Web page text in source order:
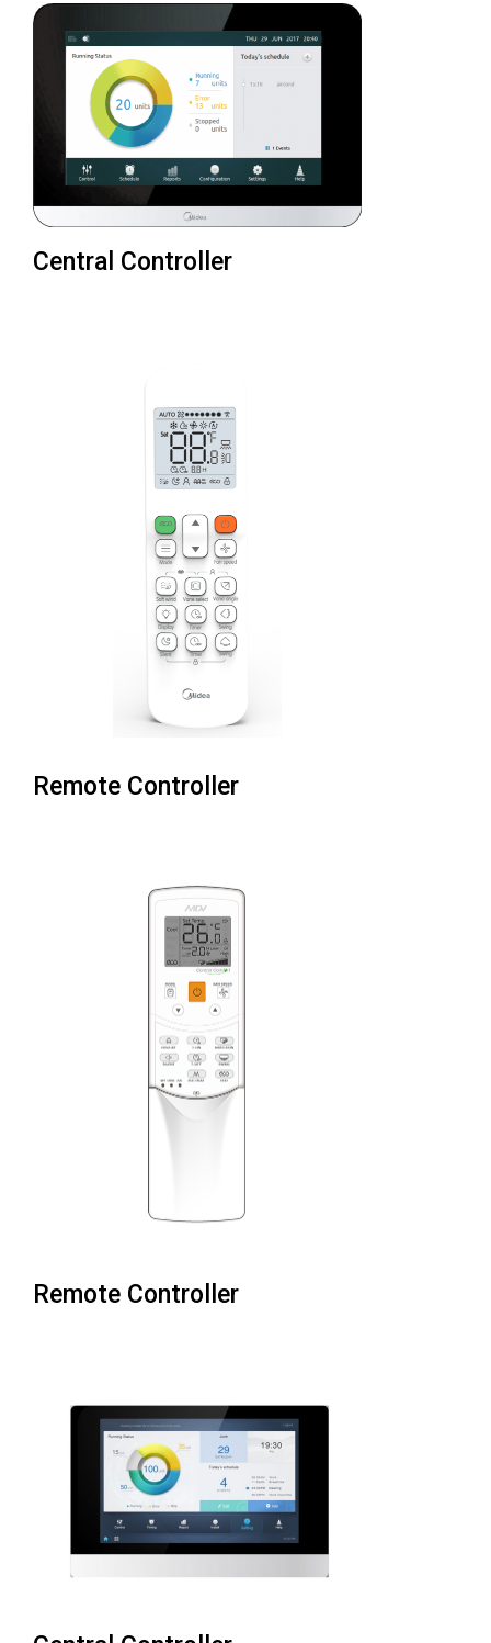
Central Controller
Remote Controller
Remote Controller